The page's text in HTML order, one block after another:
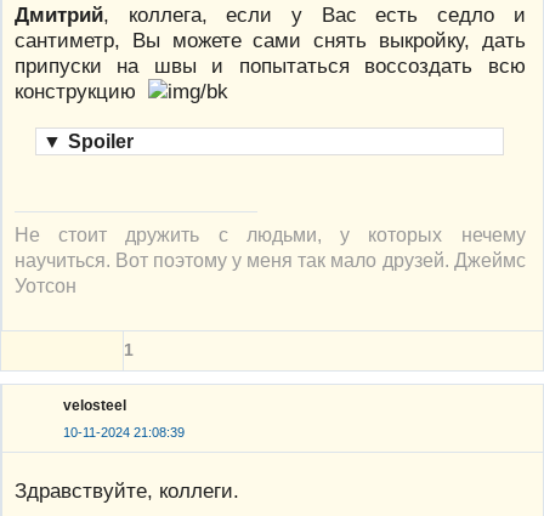
Дмитрий, коллега, если у Вас есть седло и
сантиметр, Вы можете сами снять выкройку, дать
припуски на швы и попытаться воссоздать всю
конструкцию
▼ Spoiler
Не стоит дружить с людьми, у которых нечему
научиться. Вот поэтому у меня так мало друзей. Джеймс
Уотсон
1
velosteel
10-11-2024 21:08:39
Здравствуйте, коллеги.